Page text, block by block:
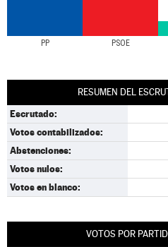
PP PSOE
RESUMEN DEL
Escrutado:
Votos contabilizados:
Abstenciones:
Votos nulos:
Votos en blanco:
VOTOS POR